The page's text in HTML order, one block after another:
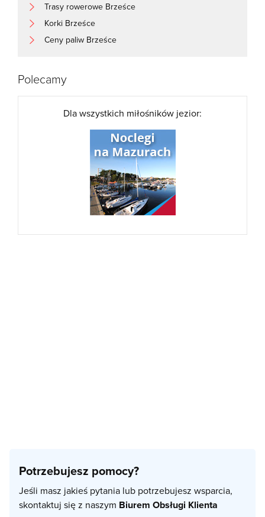
Trasy rowerowe Brześce
Korki Brześce
Ceny paliw Brześce
Polecamy
Dla wszystkich miłośników jezior:
Potrzebujesz pomocy?
Jeśli masz jakieś pytania lub potrzebujesz wsparcia,
skontaktuj się z naszym Biurem Obsługi Klienta